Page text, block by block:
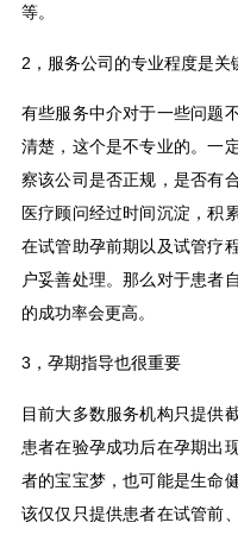
等。
2，服务公司的专业程度是关
有些服务中介对于一些问题
清楚，这个是不专业的。一
察该公司是否正规，是否有
医疗顾问经过时间沉淀，积
在试管助孕前期以及试管疗
户妥善处理。那么对于患者
的成功率会更高。
3，孕期指导也很重要
目前大多数服务机构只提供
患者在验孕成功后在孕期出
者的宝宝梦，也可能是生命
该仅仅只提供患者在试管前